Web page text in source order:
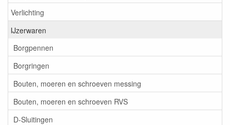
Verlichting
IJzerwaren
Borgpennen
Borgringen
Bouten, moeren en schroeven messing
Bouten, moeren en schroeven RVS
D-Sluitingen